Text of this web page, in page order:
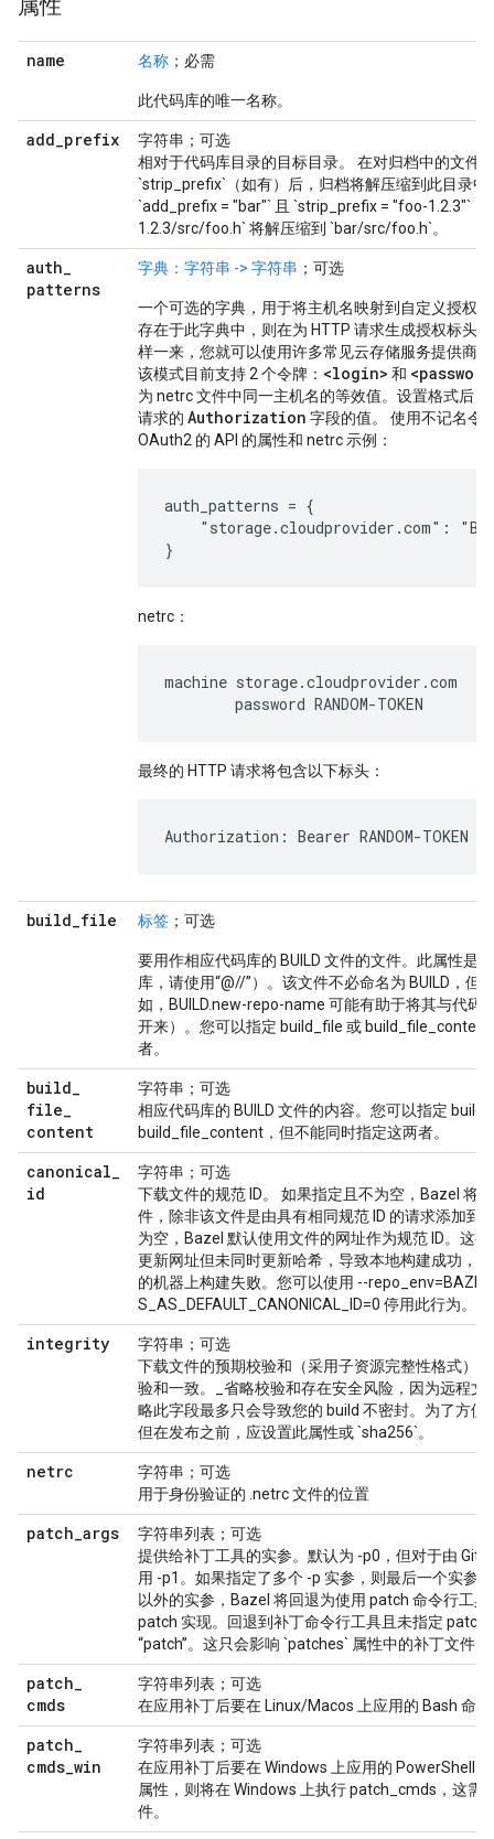
属性
name 名称 ；必需
此代码库的唯一名称。
add_prefix
字符串；可选
相对于代码库目录的目标目录。 在对归档中的文件
`strip_prefix`（如有）后，归档将解压缩到此目录中
`add_prefix = "bar"` 且 `strip_prefix = "foo-1.2.3"`，
1.2.3/src/foo.h` 将解压缩到 `bar/src/foo.h`。
auth_
patterns
字典：字符串 -> 字符串 ；可选
一个可选的字典，用于将主机名映射到自定义授权
存在于此字典中，则在为 HTTP 请求生成授权标头
样一来，您就可以使用许多常见云存储服务提供商
该模式目前支持 2 个令牌： <login> 和
为 netrc 文件中同一主机名的等效值。设置格式后
请求的 Authorization 字段的值。 使用不记名令
OAuth2 的 API 的属性和 netrc 示例：
auth_patterns = {
"storage.cloudprovider.com":
netrc：
machine storage.cloudprovider.com
最终的 HTTP 请求将包含以下标头：
build_file 标签 ；可选
要用作相应代码库的 BUILD 文件的文件。此属性是
库，请使用“@//”）。该文件不必命名为 BUILD，但
如，BUILD.new-repo-name 可能有助于将其与代码
开来）。您可以指定 build_file 或
者。
build_
file_
content
字符串；可选
相应代码库的 BUILD 文件的内容。您可以指定
build_file_content，但不能同时指定这两者。
canonical_
id
字符串；可选
下载文件的规范 ID。 如果指定且不为空，Bazel 将
件，除非该文件是由具有相同规范 ID 的请求添加到
为空，Bazel 默认使用文件的网址作为规范 ID。这
更新网址但未同时更新哈希，导致本地构建成功，
的机器上构建失败。您可以使用 --
S_AS_DEFAULT_CANONICAL_ID=0 停用此行为。
integrity
字符串；可选
下载文件的预期校验和（采用子资源完整性格式）
验和一致。_省略校验和存在安全风险，因为远程文
略此字段最多只会导致您的 build 不密封。为了方便
但在发布之前，应设置此属性或 `sha256`。
netrc
字符串；可选
用于身份验证的 .netrc 文件的位置
patch_args
字符串列表；可选
提供给补丁工具的实参。默认为 -p0，但对于由 Git
用 -p1。如果指定了多个 -p 实参，则最后一个实参
以外的实参，Bazel 将回退为使用 patch 命令行工
patch 实现。回退到补丁命令行工具且未指定
“patch”。这只会影响 `patches` 属性中的补丁文件。
patch_
cmds
字符串列表；可选
在应用补丁后要在 Linux/Macos 上应用的 Bash 命
patch_
cmds_win
字符串列表；可选
在应用补丁后要在 Windows 上应用的 PowerShell
属性，则将在 Windows 上执行 patch_cmds，这需
件。